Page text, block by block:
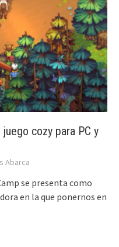
cozy para PC y
Abarca
se presenta como
en la que ponernos en